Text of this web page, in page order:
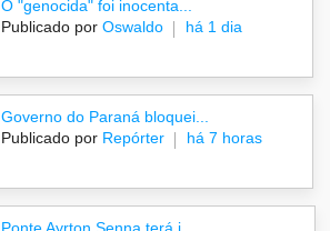
O "genocida" foi inocenta...
Publicado por Oswaldo há 1 dia
Governo do Paraná bloquei...
Publicado por Repórter há 7 horas